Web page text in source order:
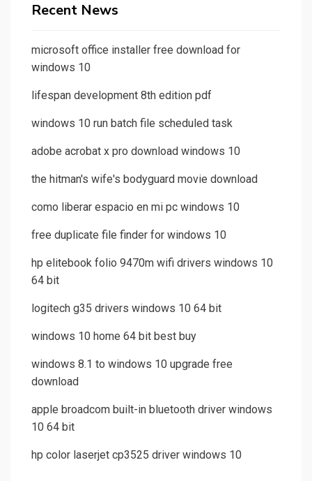
Recent News
microsoft office installer free download for
windows 10
lifespan development 8th edition pdf
windows 10 run batch file scheduled task
adobe acrobat x pro download windows 10
the hitman's wife's bodyguard movie download
como liberar espacio en mi pc windows 10
free duplicate file finder for windows 10
hp elitebook folio 9470m wifi drivers windows 10
64 bit
logitech g35 drivers windows 10 64 bit
windows 10 home 64 bit best buy
windows 8.1 to windows 10 upgrade free
download
apple broadcom built-in bluetooth driver windows
10 64 bit
hp color laserjet cp3525 driver windows 10